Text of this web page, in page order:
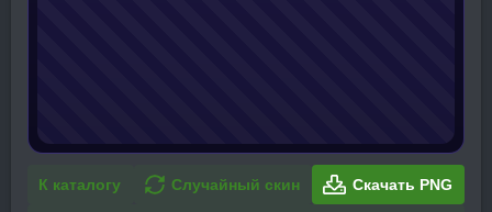
К каталогу Случайный скин Скачать PNG